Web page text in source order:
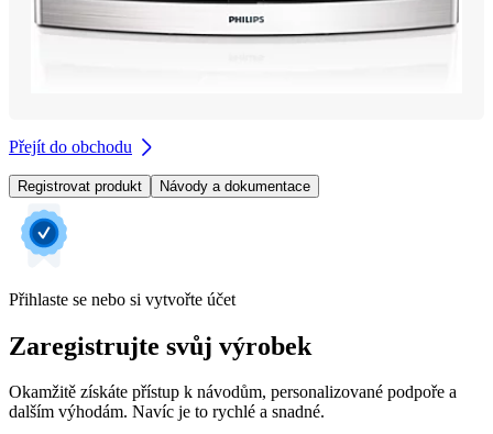
Přejít do obchodu
Registrovat produkt Návody a dokumentace
Přihlaste se nebo si vytvořte účet
Zaregistrujte svůj výrobek
Okamžitě získáte přístup k návodům, personalizované podpoře a
dalším výhodám. Navíc je to rychlé a snadné.